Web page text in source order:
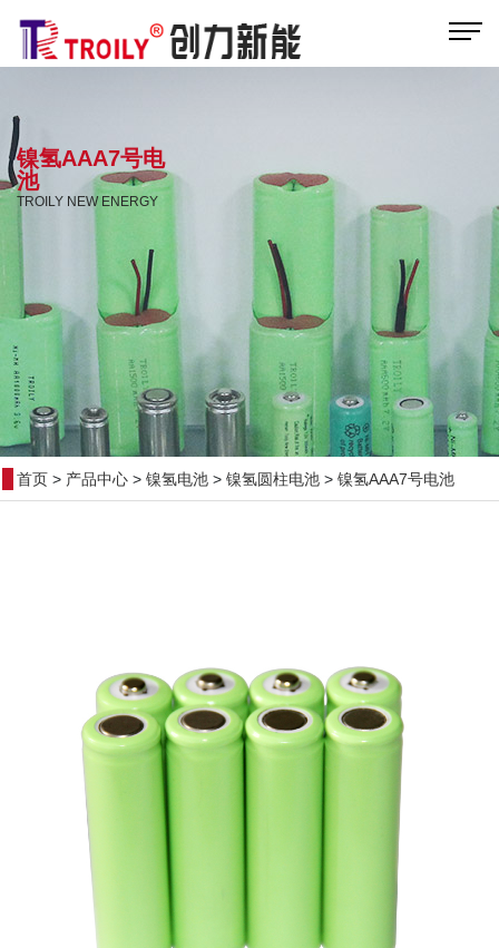
镍氢AAA7号电
池
TROILY NEW ENERGY
首页 > 产品中心 > 镍氢电池 > 镍氢圆柱电池 > 镍氢AAA7号电池